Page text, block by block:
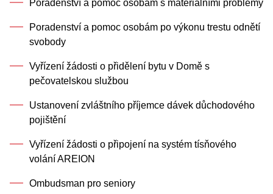
Poradenství a pomoc osobám s materiálními problémy
Poradenství a pomoc osobám po výkonu trestu odnětí
svobody
Vyřízení žádosti o přidělení bytu v Domě s
pečovatelskou službou
Ustanovení zvláštního příjemce dávek důchodového
pojištění
Vyřízení žádosti o připojení na systém tísňového
volání AREION
Ombudsman pro seniory